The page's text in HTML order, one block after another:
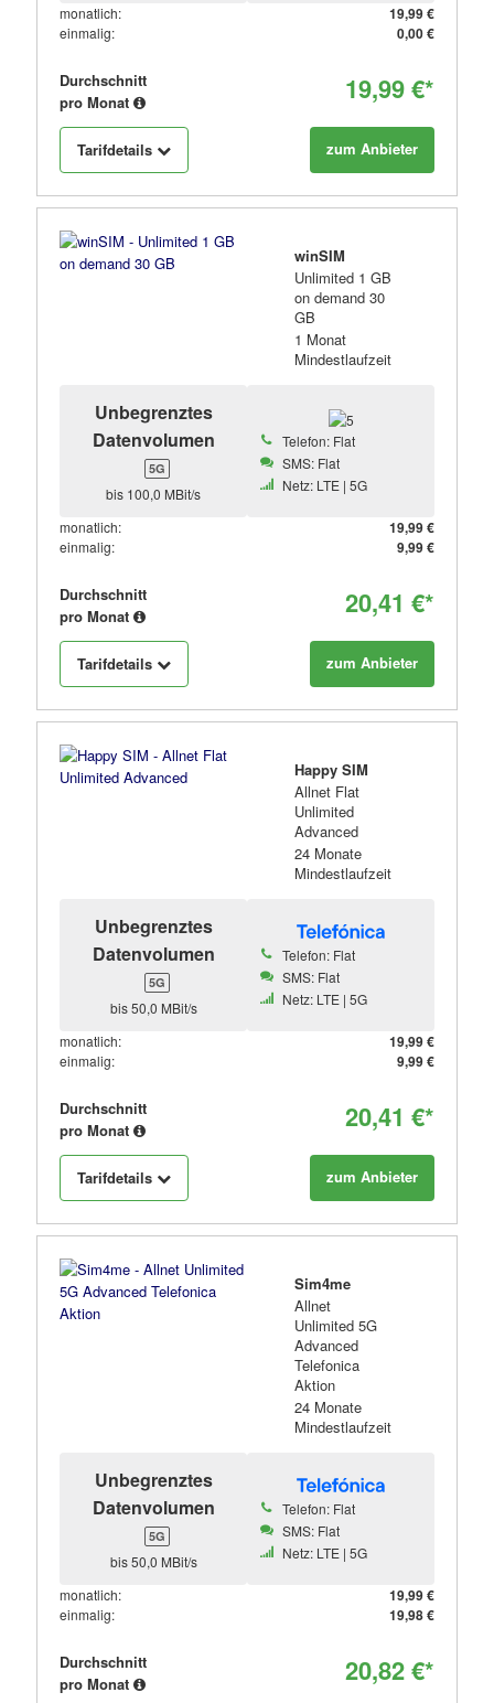
monatlich: 19,99 €
einmalig: 0,00 €
Durchschnitt
pro Monat
19,99 €*
Tarifdetails zum Anbieter
winSIM
Unlimited 1 GB
on demand 30
GB
1 Monat
Mindestlaufzeit
Unbegrenztes
Datenvolumen
5G
bis 100,0 MBit/s
Telefon: Flat
SMS: Flat
Netz: LTE | 5G
monatlich: 19,99 €
einmalig: 9,99 €
Durchschnitt
pro Monat
20,41 €*
Tarifdetails zum Anbieter
Happy SIM
Allnet Flat
Unlimited
Advanced
24 Monate
Mindestlaufzeit
Unbegrenztes
Datenvolumen
5G
bis 50,0 MBit/s
Telefon: Flat
SMS: Flat
Netz: LTE | 5G
monatlich: 19,99 €
einmalig: 9,99 €
Durchschnitt
pro Monat
20,41 €*
Tarifdetails zum Anbieter
Sim4me
Allnet
Unlimited 5G
Advanced
Telefonica
Aktion
24 Monate
Mindestlaufzeit
Unbegrenztes
Datenvolumen
5G
bis 50,0 MBit/s
Telefon: Flat
SMS: Flat
Netz: LTE | 5G
monatlich: 19,99 €
einmalig: 19,98 €
Durchschnitt
pro Monat
20,82 €*